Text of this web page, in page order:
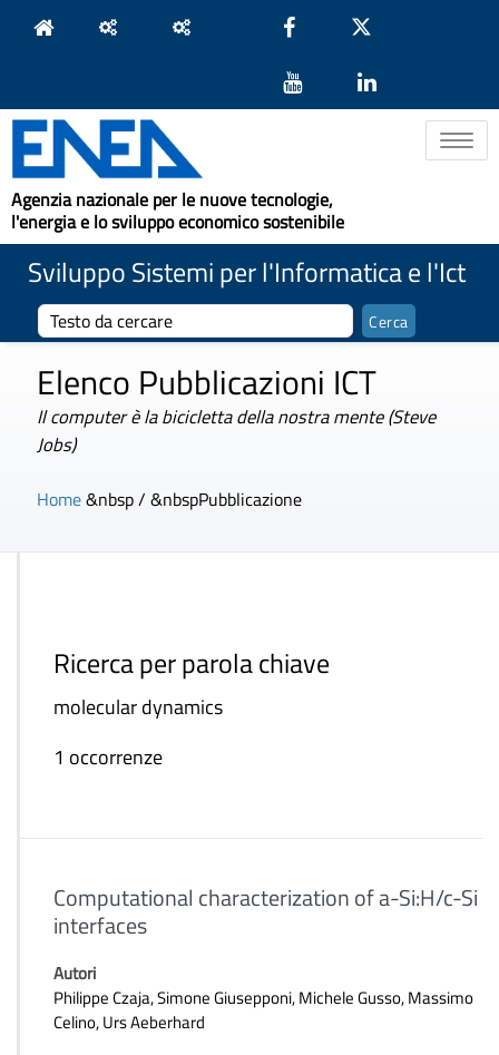
Toggle
Agenzia nazionale per le nuove tecnologie,
l'energia e lo sviluppo economico sostenibile
Sviluppo Sistemi per l'Informatica e l'Ict
Elenco Pubblicazioni ICT
Il computer è la bicicletta della nostra mente (Steve
Jobs)
Home&nbsp / &nbspPubblicazione
Ricerca per parola chiave
molecular dynamics
1 occorrenze
Computational characterization of a-Si:H/c-Si
interfaces
Autori
Philippe Czaja, Simone Giusepponi, Michele Gusso, Massimo
Celino, Urs Aeberhard